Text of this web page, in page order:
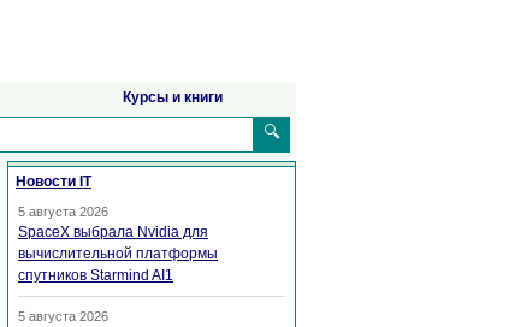
Курсы и книги
🔍
Новости IT
5 августа 2026
SpaceX выбрала Nvidia для
вычислительной платформы
спутников Starmind AI1
5 августа 2026